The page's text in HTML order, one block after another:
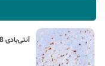
آنتی‌بادی CD68 ایمونوهیستوشیمی (CD68, IHC)